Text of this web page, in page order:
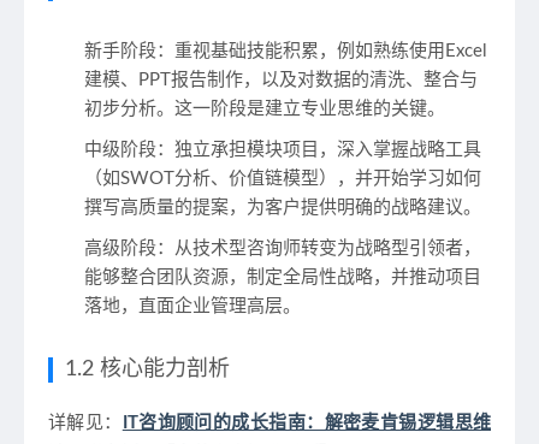
新手阶段：重视基础技能积累，例如熟练使用Excel
建模、PPT报告制作，以及对数据的清洗、整合与
初步分析。这一阶段是建立专业思维的关键。
中级阶段：独立承担模块项目，深入掌握战略工具
（如SWOT分析、价值链模型），并开始学习如何
撰写高质量的提案，为客户提供明确的战略建议。
高级阶段：从技术型咨询师转变为战略型引领者，
能够整合团队资源，制定全局性战略，并推动项目
落地，直面企业管理高层。
1.2 核心能力剖析
详解见：
IT咨询顾问的成长指南：解密麦肯锡逻辑思维